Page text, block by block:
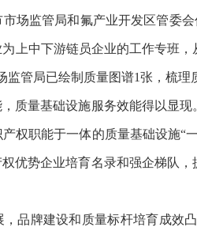
场监管局和氟产业开发区管委
上中下游链员企业的工作专班
监管局已绘制质量图谱1张，梳
量基础设施服务效能得以显现
权职能于一体的质量基础设施“
优势企业培育名录和强企梯队
牌建设和质量标杆培育成效凸